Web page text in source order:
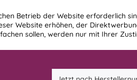
Betrieb der Website erforderlich
Website erhöhen, der
sollen, werden nur mit Ihrer